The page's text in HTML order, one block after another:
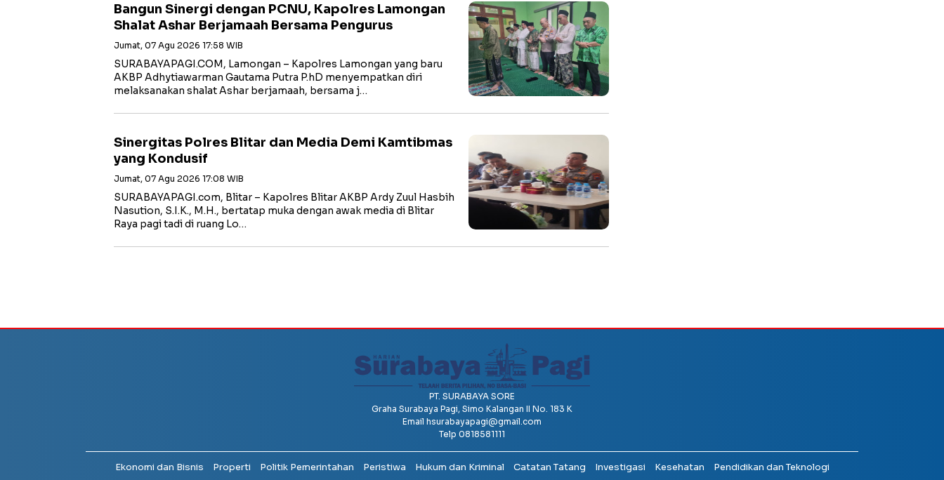
Bangun Sinergi dengan PCNU, Kapolres Lamongan
Shalat Ashar Berjamaah Bersama Pengurus
Jumat, 07 Agu 2026 17:58 WIB
SURABAYAPAGI.COM, Lamongan – Kapolres Lamongan yang baru
AKBP Adhytiawarman Gautama Putra P.hD menyempatkan diri
melaksanakan shalat Ashar berjamaah, bersama j…
Sinergitas Polres Blitar dan Media Demi Kamtibmas
yang Kondusif
Jumat, 07 Agu 2026 17:08 WIB
SURABAYAPAGI.com, Blitar – Kapolres Blitar AKBP Ardy Zuul Hasbih
Nasution, S.I.K., M.H., bertatap muka dengan awak media di Blitar
Raya pagi tadi di ruang Lo…
PT. SURABAYA SORE
Graha Surabaya Pagi, Simo Kalangan II No. 183 K
Email hsurabayapagi@gmail.com
Telp 0818581111
Ekonomi dan Bisnis Properti Politik Pemerintahan Peristiwa Hukum dan Kriminal Catatan Tatang Investigasi Kesehatan
Pendidikan dan Teknologi